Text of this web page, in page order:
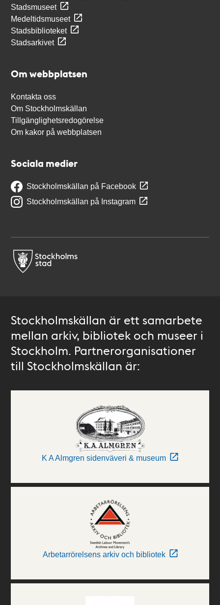
Stadsmuseet
Medeltidsmuseet
Stadsbiblioteket
Stadsarkivet
Om webbplatsen
Kontakta oss
Om Stockholmskällan
Tillgänglighetsredogörelse
Om kakor på webbplatsen
Sociala medier
Stockholmskällan på Facebook
Stockholmskällan på Instagram
Stockholmskällan är ett samarbete
mellan arkiv, bibliotek och museer i
Stockholm. Partnerorganisationer
till Stockholmskällan är:
K A Almgren sidenväveri & museum
Arbetarrörelsens arkiv och bibliotek